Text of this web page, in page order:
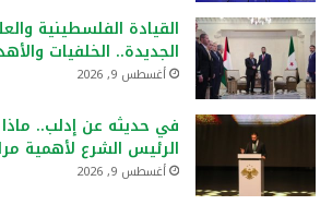
القيادة الفلسطينية
الجديدة.. الخلفيات
أغسطس 9, 2026
في حديثه عن إدلب..
الرئيس الشرع لأهمية
أغسطس 9, 2026